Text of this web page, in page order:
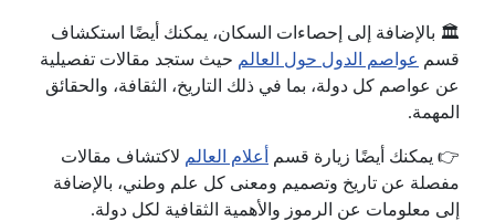
🏛️ بالإضافة إلى إحصاءات السكان، يمكنك أيضًا استكشاف
قسم عواصم الدول حول العالم حيث ستجد مقالات تفصيلية
عن عواصم كل دولة، بما في ذلك التاريخ، الثقافة، والحقائق
المهمة.
👉 يمكنك أيضًا زيارة قسم أعلام العالم لاكتشاف مقالات
مفصلة عن تاريخ وتصميم ومعنى كل علم وطني، بالإضافة
إلى معلومات عن الرموز والأهمية الثقافية لكل دولة.